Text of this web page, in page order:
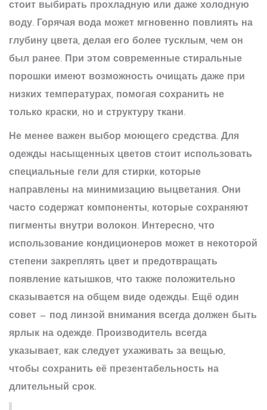
стоит выбирать прохладную или даже холодную
воду. Горячая вода может мгновенно повлиять на
глубину цвета, делая его более тусклым, чем он
был ранее. При этом современные стиральные
порошки имеют возможность очищать даже при
низких температурах, помогая сохранить не
только краски, но и структуру ткани.
Не менее важен выбор моющего средства. Для
одежды насыщенных цветов стоит использовать
специальные гели для стирки, которые
направлены на минимизацию выцветания. Они
часто содержат компоненты, которые сохраняют
пигменты внутри волокон. Интересно, что
использование кондиционеров может в некоторой
степени закреплять цвет и предотвращать
появление катышков, что также положительно
сказывается на общем виде одежды. Ещё один
совет — под линзой внимания всегда должен быть
ярлык на одежде. Производитель всегда
указывает, как следует ухаживать за вещью,
чтобы сохранить её презентабельность на
длительный срок.